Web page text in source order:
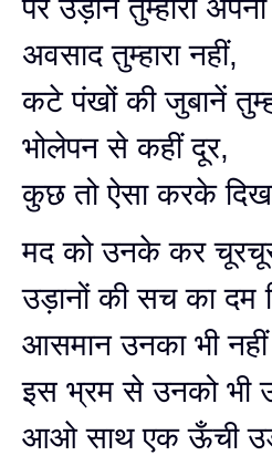
पर उड़ानें तुम्हारी
अवसाद तुम्हारा नहीं,
कटे पंखों की जुबानें
भोलेपन से कहीं दूर,
कुछ तो ऐसा करके
मद को उनके कर
उड़ानों की सच का दम
आसमान उनका भी
इस भ्रम से उनको भी
आओ साथ एक ऊँची